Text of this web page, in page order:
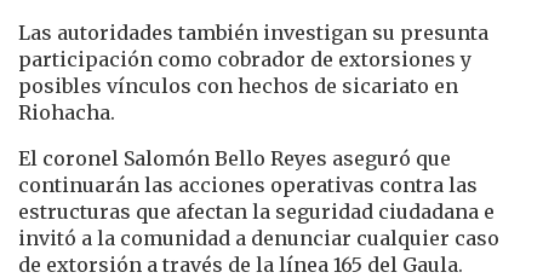
Las autoridades también investigan su presunta
participación como cobrador de extorsiones y
posibles vínculos con hechos de sicariato en
Riohacha.
El coronel Salomón Bello Reyes aseguró que
continuarán las acciones operativas contra las
estructuras que afectan la seguridad ciudadana e
invitó a la comunidad a denunciar cualquier caso
de extorsión a través de la línea 165 del Gaula.